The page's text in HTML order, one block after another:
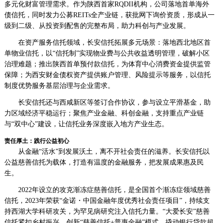
多元化财富管理需求。作为陕西首家RQDII机构，公司落地首单海外
债信托，同时发力公募REITs全产业链，获批网下询价资质，形成从一
级到二级、从投资到配售的完整布局，助力科创与产业发展。
在资产服务信托领域，长安信托拓展多元场景：落地西北地区首
单物业信托，以“信托制”实现物业费与公共收益透明管理，破解小区
治理难题；推出陕西首单预付款信托，为体育中心消费资金提供监管
保障；为西安财金债权资产提供账户管理、风险提示等服务，以信托
制度优势服务基层治理与企业需求。
长安信托还与西咸新区等签订合作协议，参与设立平滑基金，助
力区域经济平稳运行；聚焦产业金融、科创金融，支持重点产业链
与“双中心”建设，让信托业务深度嵌入地方产业生态。
责任厚土：践行公益初心
从金融“活水”到发展沃土，离不开社会责任的滋养。长安信托以
公益慈善信托为载体，打造有温度的金融服务，把发展成果惠及民
生。
2022年设立的攻克渐冻症慈善信托，是全国首个渐冻症领域慈善
信托，2023年荣获“金诺・中国金融年度优秀社会责任项目”，持续支
持西湖大学科研攻关，为罕见病研究注入信托力量。“大爱长安”慈善